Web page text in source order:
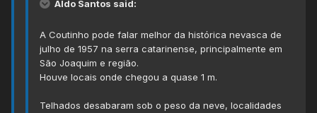
Aldo Santos said:
A Coutinho pode falar melhor da histórica nevasca de
julho de 1957 na serra catarinense, principalmente em
São Joaquim e região.
Houve locais onde chegou a quase 1 m.
Telhados desabaram sob o peso da neve, localidades